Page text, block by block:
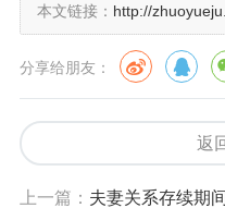
本文链接： http://
分享给朋友：
返
上一篇： 夫妻关系存续期间